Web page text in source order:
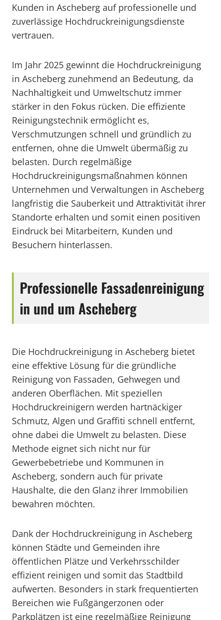
Kunden in Ascheberg auf professionelle und
zuverlässige Hochdruckreinigungsdienste
vertrauen.
Im Jahr 2025 gewinnt die Hochdruckreinigung
in Ascheberg zunehmend an Bedeutung, da
Nachhaltigkeit und Umweltschutz immer
stärker in den Fokus rücken. Die effiziente
Reinigungstechnik ermöglicht es,
Verschmutzungen schnell und gründlich zu
entfernen, ohne die Umwelt übermäßig zu
belasten. Durch regelmäßige
Hochdruckreinigungsmaßnahmen können
Unternehmen und Verwaltungen in Ascheberg
langfristig die Sauberkeit und Attraktivität ihrer
Standorte erhalten und somit einen positiven
Eindruck bei Mitarbeitern, Kunden und
Besuchern hinterlassen.
Professionelle Fassadenreinigung
in und um Ascheberg
Die Hochdruckreinigung in Ascheberg bietet
eine effektive Lösung für die gründliche
Reinigung von Fassaden, Gehwegen und
anderen Oberflächen. Mit speziellen
Hochdruckreinigern werden hartnäckiger
Schmutz, Algen und Graffiti schnell entfernt,
ohne dabei die Umwelt zu belasten. Diese
Methode eignet sich nicht nur für
Gewerbebetriebe und Kommunen in
Ascheberg, sondern auch für private
Haushalte, die den Glanz ihrer Immobilien
bewahren möchten.
Dank der Hochdruckreinigung in Ascheberg
können Städte und Gemeinden ihre
öffentlichen Plätze und Verkehrsschilder
effizient reinigen und somit das Stadtbild
aufwerten. Besonders in stark frequentierten
Bereichen wie Fußgängerzonen oder
Parkplätzen ist eine regelmäßige Reinigung